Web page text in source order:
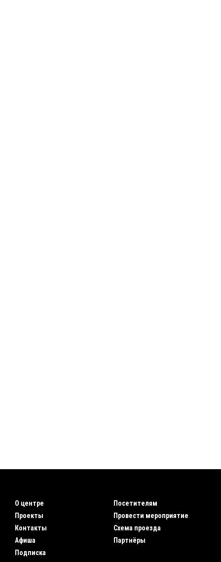
О центре
Проекты
Контакты
Афиша
Подписка
Посетителям
Провести мероприятие
Схема проезда
Партнёры